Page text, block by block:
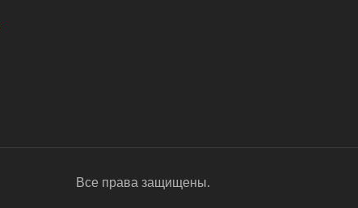
Все права защищены.